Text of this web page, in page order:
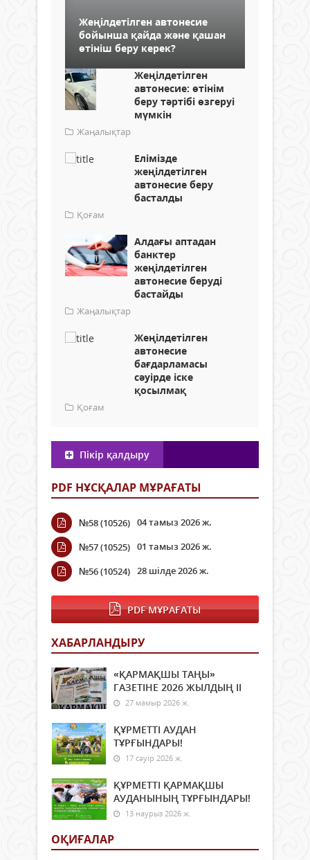
Жеңілдетілген автонесие
бойынша қайда және қашан
өтініш беру керек?
Жеңілдетілген
автонесие: өтінім
беру тәртібі өзгеруі
мүмкін
Жаңалықтар
Елімізде
жеңілдетілген
автонесие беру
басталды
Қоғам
Алдағы аптадан
банктер
жеңілдетілген
автонесие беруді
бастайды
Жаңалықтар
Жеңілдетілген
автонесие
бағдарламасы
сәуірде іске
қосылмақ
Қоғам
Пікір қалдыру
PDF НҰСҚАЛАР МҰРАҒАТЫ
№58 (10526) 04 тамыз 2026 ж.
№57 (10525) 01 тамыз 2026 ж.
№56 (10524) 28 шілде 2026 ж.
PDF МҰРАҒАТЫ
ХАБАРЛАНДЫРУ
«ҚАРМАҚШЫ ТАҢЫ»
ГАЗЕТІНЕ 2026 ЖЫЛДЫҢ ІI
27 мамыр 2026 ж.
ҚҰРМЕТТІ АУДАН
ТҰРҒЫНДАРЫ!
17 сәуір 2026 ж.
ҚҰРМЕТТІ ҚАРМАҚШЫ
АУДАНЫНЫҢ ТҰРҒЫНДАРЫ!
13 наурыз 2026 ж.
ОҚИҒАЛАР